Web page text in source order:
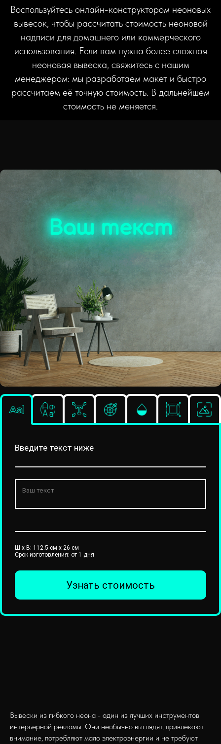
Воспользуйтесь онлайн-конструктором неоновых
вывесок, чтобы рассчитать стоимость неоновой
надписи для домашнего или коммерческого
использования. Если вам нужна более сложная
неоновая вывеска, свяжитесь с нашим
менеджером: мы разработаем макет и быстро
рассчитаем её точную стоимость. В дальнейшем
стоимость не меняется.
Ваш текст
Введите текст ниже
Ш x В: 112.5 см x 26 см
Срок изготовления: от 1 дня
Узнать стоимость
Вывески из гибкого неона - один из лучших инструментов
интерьерной рекламы. Они необычно выглядят, привлекают
внимание, потребляют мало электроэнергии и не требуют